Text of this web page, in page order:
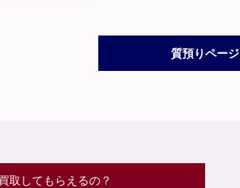
質預りページ
取してもらえるの？